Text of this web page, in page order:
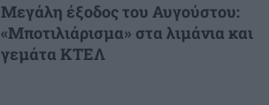
Μεγάλη έξοδος του Αυγούστου:
«Μποτιλιάρισμα» στα λιμάνια και
γεμάτα ΚΤΕΛ